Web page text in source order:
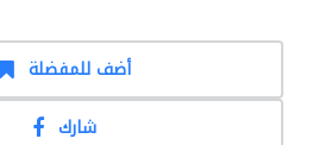
أضف للمفضلة
شارك